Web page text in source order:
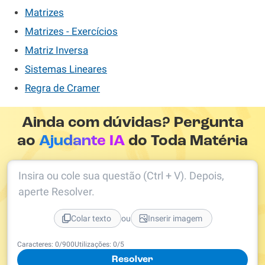
Matrizes
Matrizes - Exercícios
Matriz Inversa
Sistemas Lineares
Regra de Cramer
Ainda com dúvidas? Pergunta
aoAjudante IA do Toda Matéria
Caracteres: 0/900Utilizações: 0/5
Resolver
Insira ou cole sua questão (Ctrl + V). Depois,
aperte Resolver.
Colar texto ou Inserir imagem